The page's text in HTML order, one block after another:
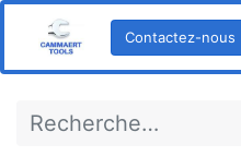
Contactez-nous